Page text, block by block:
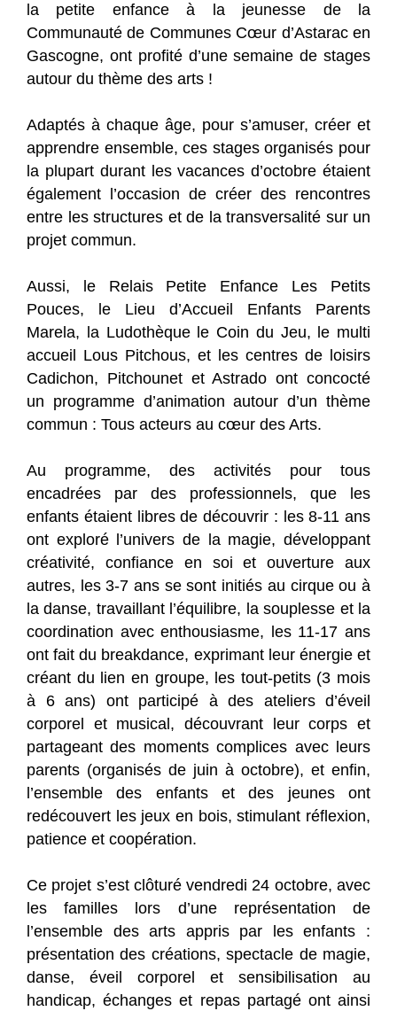
la petite enfance à la jeunesse de la
Communauté de Communes Cœur d’Astarac en
Gascogne, ont profité d’une semaine de stages
autour du thème des arts !
Adaptés à chaque âge, pour s’amuser, créer et
apprendre ensemble, ces stages organisés pour
la plupart durant les vacances d’octobre étaient
également l’occasion de créer des rencontres
entre les structures et de la transversalité sur un
projet commun.
Aussi, le Relais Petite Enfance Les Petits
Pouces, le Lieu d’Accueil Enfants Parents
Marela, la Ludothèque le Coin du Jeu, le multi
accueil Lous Pitchous, et les centres de loisirs
Cadichon, Pitchounet et Astrado ont concocté
un programme d’animation autour d’un thème
commun : Tous acteurs au cœur des Arts.
Au programme, des activités pour tous
encadrées par des professionnels, que les
enfants étaient libres de découvrir : les 8-11 ans
ont exploré l’univers de la magie, développant
créativité, confiance en soi et ouverture aux
autres, les 3-7 ans se sont initiés au cirque ou à
la danse, travaillant l’équilibre, la souplesse et la
coordination avec enthousiasme, les 11-17 ans
ont fait du breakdance, exprimant leur énergie et
créant du lien en groupe, les tout-petits (3 mois
à 6 ans) ont participé à des ateliers d’éveil
corporel et musical, découvrant leur corps et
partageant des moments complices avec leurs
parents (organisés de juin à octobre), et enfin,
l’ensemble des enfants et des jeunes ont
redécouvert les jeux en bois, stimulant réflexion,
patience et coopération.
Ce projet s’est clôturé vendredi 24 octobre, avec
les familles lors d’une représentation de
l’ensemble des arts appris par les enfants :
présentation des créations, spectacle de magie,
danse, éveil corporel et sensibilisation au
handicap, échanges et repas partagé ont ainsi